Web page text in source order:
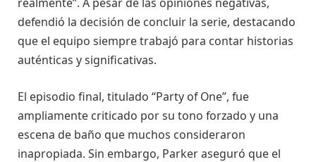
defendió la decisión de concluir la serie, destacando
que el equipo siempre trabajó para contar historias
auténticas y significativas.
El episodio final, titulado “Party of One”, fue
ampliamente criticado por su tono forzado y una
escena de baño que muchos consideraron
inapropiada. Sin embargo, Parker aseguró que el